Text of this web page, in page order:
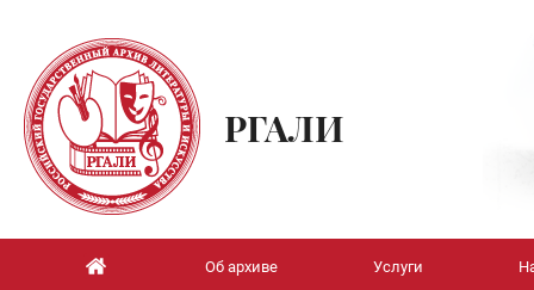
РГАЛИ
Об архиве Услуги